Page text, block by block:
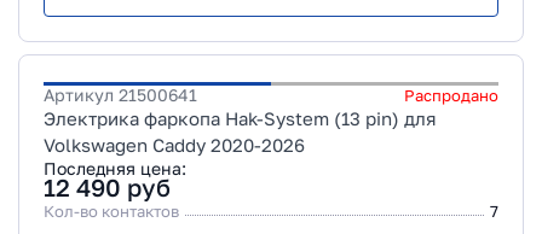
Артикул 21500641 Распродано
Электрика фаркопа Hak-System (13 pin) для
Volkswagen Caddy 2020-2026
Последняя цена:
12 490 руб
Кол-во контактов
7